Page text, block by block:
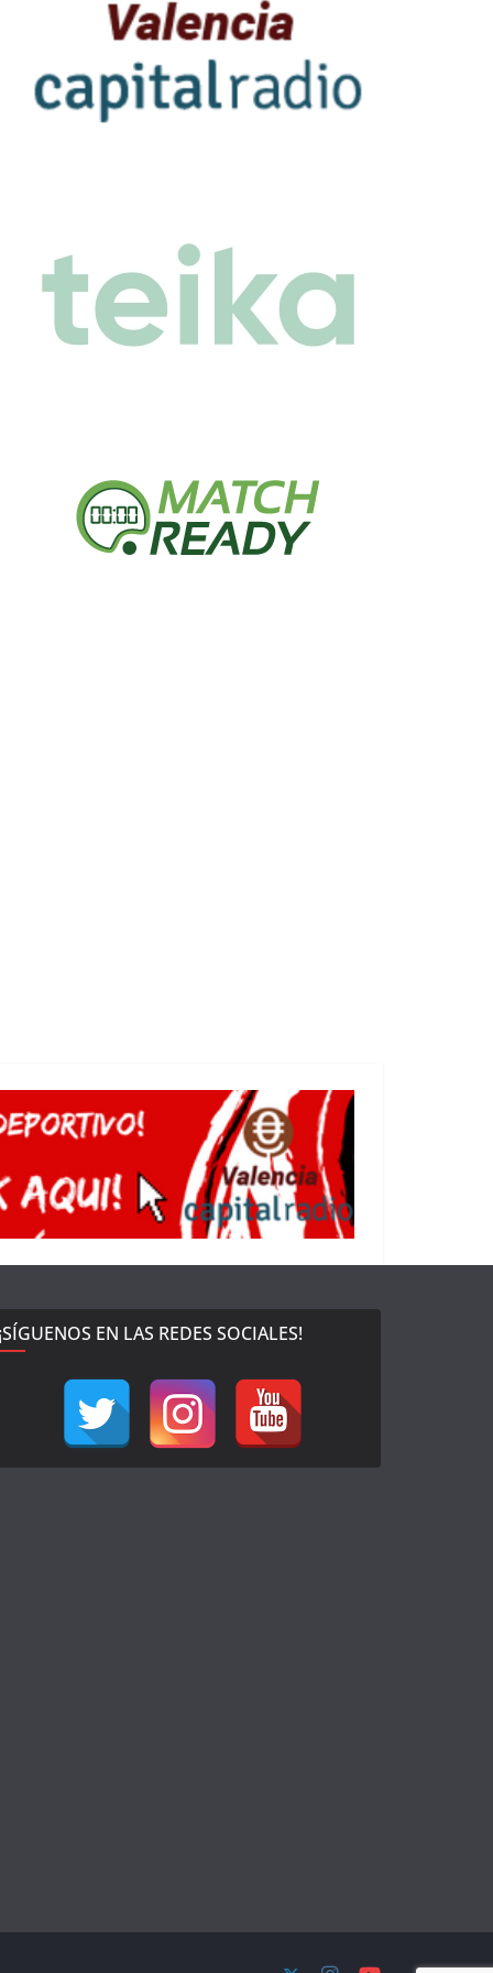
EN LAS REDES SOCIALES!